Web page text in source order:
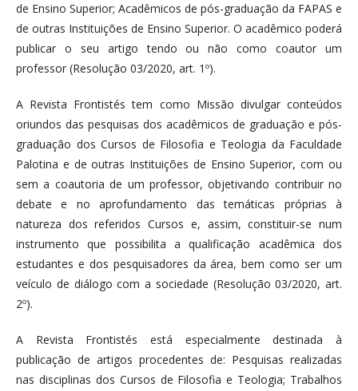
de Ensino Superior; Acadêmicos de pós-graduação da FAPAS e
de outras Instituições de Ensino Superior. O acadêmico poderá
publicar o seu artigo tendo ou não como coautor um
professor (Resolução 03/2020, art. 1º).
A Revista Frontistés tem como Missão divulgar conteúdos
oriundos das pesquisas dos acadêmicos de graduação e pós-
graduação dos Cursos de Filosofia e Teologia da Faculdade
Palotina e de outras Instituições de Ensino Superior, com ou
sem a coautoria de um professor, objetivando contribuir no
debate e no aprofundamento das temáticas próprias à
natureza dos referidos Cursos e, assim, constituir-se num
instrumento que possibilita a qualificação acadêmica dos
estudantes e dos pesquisadores da área, bem como ser um
veículo de diálogo com a sociedade (Resolução 03/2020, art.
2º).
A Revista Frontistés está especialmente destinada à
publicação de artigos procedentes de: Pesquisas realizadas
nas disciplinas dos Cursos de Filosofia e Teologia; Trabalhos